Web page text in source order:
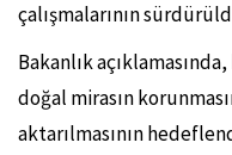
çalışmalarının
Bakanlık
doğal mirasın
aktarılmasının